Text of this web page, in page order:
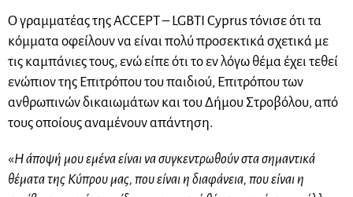
Ο γραμματέας της ACCEPT – LGBTI Cyprus τόνισε ότι τα
κόμματα οφείλουν να είναι πολύ προσεκτικά σχετικά με
τις καμπάνιες τους, ενώ είπε ότι το εν λόγω θέμα έχει τεθεί
ενώπιον της Επιτρόπου του παιδιού, Επιτρόπου των
ανθρωπινών δικαιωμάτων και του Δήμου Στροβόλου, από
τους οποίους αναμένουν απάντηση.
«Η άποψή μου εμένα είναι να συγκεντρωθούν στα σημαντικά
θέματα της Κύπρου μας, που είναι η διαφάνεια, που είναι η